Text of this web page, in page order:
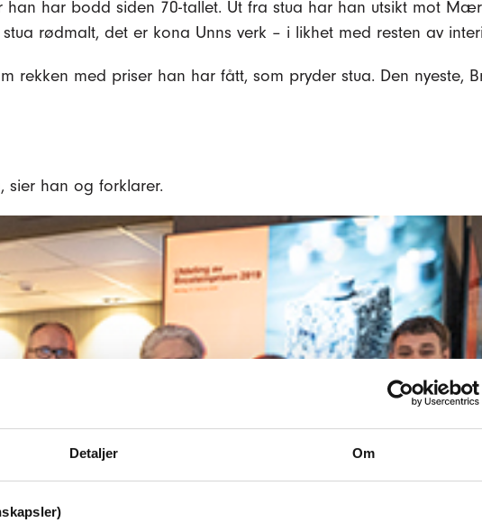
Detaljer Om
har bodd siden 70-tallet. Ut fra stua har han utsikt mot
rødmalt, det er kona Unns verk – i likhet med resten av
med priser han har fått, som pryder stua. Den nyeste,
sier han og forklarer.